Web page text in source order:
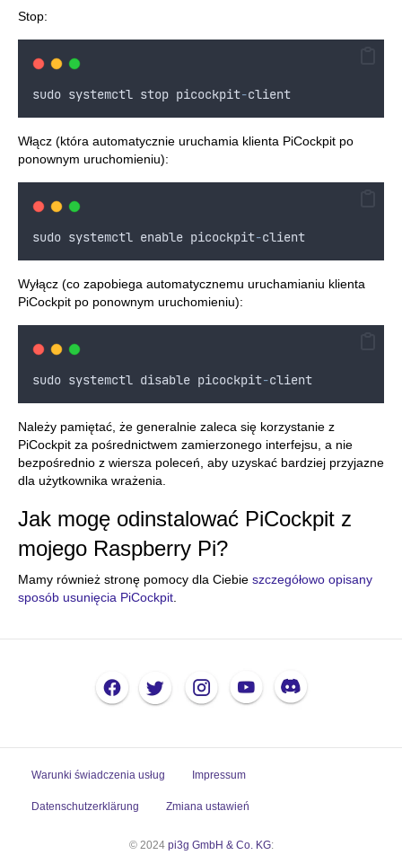
Stop:
sudo systemctl stop picockpit-client
Włącz (która automatycznie uruchamia klienta PiCockpit po
ponownym uruchomieniu):
sudo systemctl enable picockpit-client
Wyłącz (co zapobiega automatycznemu uruchamianiu klienta
PiCockpit po ponownym uruchomieniu):
sudo systemctl disable picockpit-client
Należy pamiętać, że generalnie zaleca się korzystanie z
PiCockpit za pośrednictwem zamierzonego interfejsu, a nie
bezpośrednio z wiersza poleceń, aby uzyskać bardziej przyjazne
dla użytkownika wrażenia.
Jak mogę odinstalować PiCockpit z
mojego Raspberry Pi?
Mamy również stronę pomocy dla Ciebie szczegółowo opisany
sposób usunięcia PiCockpit
Warunki świadczenia usług Impressum
Datenschutzerklärung Zmiana ustawień
© 2024 pi3g GmbH & Co. KG: